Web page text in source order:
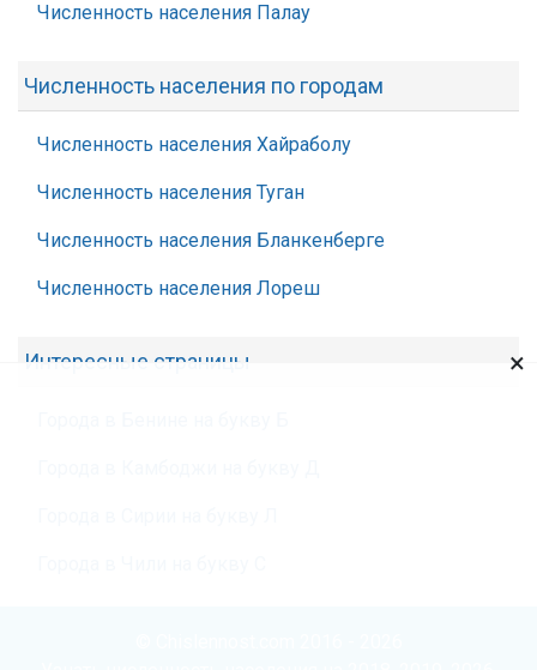
Численность населения Палау
Численность населения по городам
Численность населения Хайраболу
Численность населения Туган
Численность населения Бланкенберге
Численность населения Лореш
Интересные страницы ×